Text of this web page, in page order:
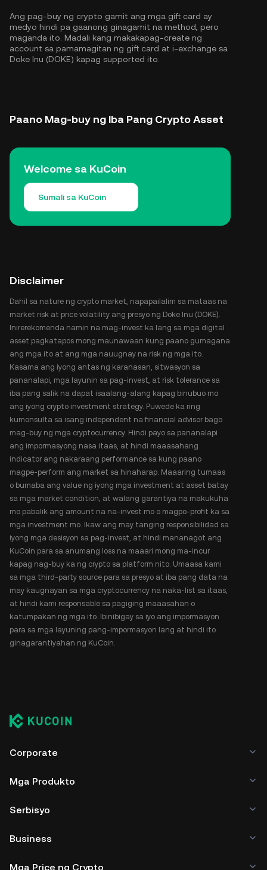
Ang pag-buy ng crypto gamit ang mga gift card ay
medyo hindi pa gaanong ginagamit na method, pero
maganda ito. Madali kang makakapag-create ng
account sa pamamagitan ng gift card at i-exchange sa
Doke Inu (DOKE) kapag supported ito.
Paano Mag-buy ng Iba Pang Crypto Asset
Welcome sa KuCoin
Sumali sa KuCoin
Disclaimer
Dahil sa nature ng crypto market, napapailalim sa mataas na
market risk at price volatility ang presyo ng Doke Inu (DOKE).
Inirerekomenda namin na mag-invest ka lang sa mga digital
asset pagkatapos mong maunawaan kung paano gumagana
ang mga ito at ang mga nauugnay na risk ng mga ito.
Kasama ang iyong antas ng karanasan, sitwasyon sa
pananalapi, mga layunin sa pag-invest, at risk tolerance sa
iba pang salik na dapat isaalang-alang kapag binubuo mo
ang iyong crypto investment strategy. Puwede ka ring
kumonsulta sa isang independent na financial advisor bago
mag-buy ng mga cryptocurrency. Hindi payo sa pananalapi
ang impormasyong nasa itaas, at hindi maaasahang
indicator ang nakaraang performance sa kung paano
magpe-perform ang market sa hinaharap. Maaaring tumaas
o bumaba ang value ng iyong mga investment at asset batay
sa mga market condition, at walang garantiya na makukuha
mo pabalik ang amount na na-invest mo o magpo-profit ka sa
mga investment mo. Ikaw ang may tanging responsibilidad sa
iyong mga desisyon sa pag-invest, at hindi mananagot ang
KuCoin para sa anumang loss na maaari mong ma-incur
kapag nag-buy ka ng crypto sa platform nito. Umaasa kami
sa mga third-party source para sa presyo at iba pang data na
may kaugnayan sa mga cryptocurrency na naka-list sa itaas,
at hindi kami responsable sa pagiging maaasahan o
katumpakan ng mga ito. Ibinibigay sa iyo ang impormasyon
para sa mga layuning pang-impormasyon lang at hindi ito
ginagarantiyahan ng KuCoin.
Corporate
Mga Produkto
Serbisyo
Business
Mga Price ng Crypto